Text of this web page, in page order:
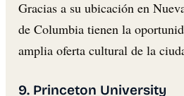
Gracias a su ubicación en
de Columbia tienen la
amplia oferta cultural de la
9. Princeton University